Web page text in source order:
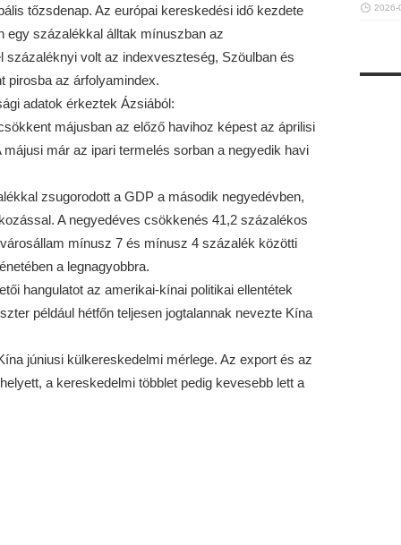
tőzsdenap. Az európai kereskedési idő kezdete
egy százalékkal álltak mínuszban az
volt az indexveszteség, Szöulban és
pirosba az árfolyamindex.
adatok érkeztek Ázsiából:
májusban az előző havihoz képest az áprilisi
már az ipari termelés sorban a negyedik havi
zsugorodott a GDP a második negyedévben,
A negyedéves csökkenés 41,2 százalékos
mínusz 7 és mínusz 4 százalék közötti
a legnagyobbra.
hangulatot az amerikai-kínai politikai ellentétek
például hétfőn teljesen jogtalannak nevezte Kína
júniusi külkereskedelmi mérlege. Az export és az
a kereskedelmi többlet pedig kevesebb lett a
2026-